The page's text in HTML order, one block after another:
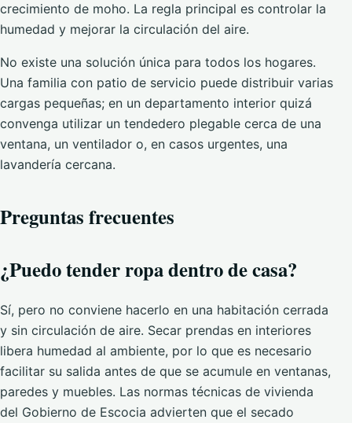
crecimiento de moho. La regla principal es controlar la
humedad y mejorar la circulación del aire.
No existe una solución única para todos los hogares.
Una familia con patio de servicio puede distribuir varias
cargas pequeñas; en un departamento interior quizá
convenga utilizar un tendedero plegable cerca de una
ventana, un ventilador o, en casos urgentes, una
lavandería cercana.
Preguntas frecuentes
¿Puedo tender ropa dentro de casa?
Sí, pero no conviene hacerlo en una habitación cerrada
y sin circulación de aire. Secar prendas en interiores
libera humedad al ambiente, por lo que es necesario
facilitar su salida antes de que se acumule en ventanas,
paredes y muebles. Las normas técnicas de vivienda
del Gobierno de Escocia advierten que el secado